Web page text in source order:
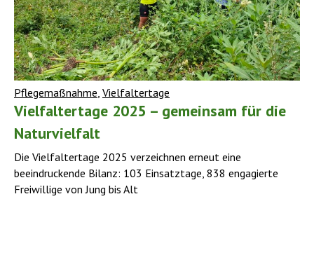
Pflegemaßnahme, Vielfaltertage
Vielfaltertage 2025 – gemeinsam für die
Naturvielfalt
Die Vielfaltertage 2025 verzeichnen erneut eine
beeindruckende Bilanz: 103 Einsatztage, 838 engagierte
Freiwillige von Jung bis Alt